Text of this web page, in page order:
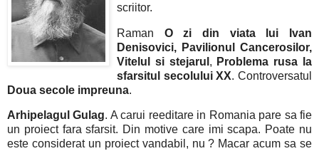
scriitor.
Raman O zi din viata lui Ivan
Denisovici, Pavilionul Cancerosilor,
Vitelul si stejarul , Problema rusa la
sfarsitul secolului XX. Controversatul
Doua secole impreuna.
Arhipelagul Gulag. A carui reeditare in Romaniapare sa fie
un proiect fara sfarsit. Din motive care imi scapa. Poate nu
este considerat un proiect vandabil, nu ? Macar acum sa se